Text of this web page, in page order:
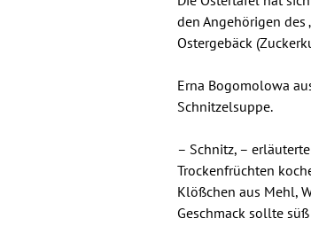
den Angehörigen des
Ostergebäck
Erna Bogomolowa
Schnitzelsuppe.
– Schnitz, –
Trockenfrüchten
Klößchen aus Mehl,
Geschmack sollte